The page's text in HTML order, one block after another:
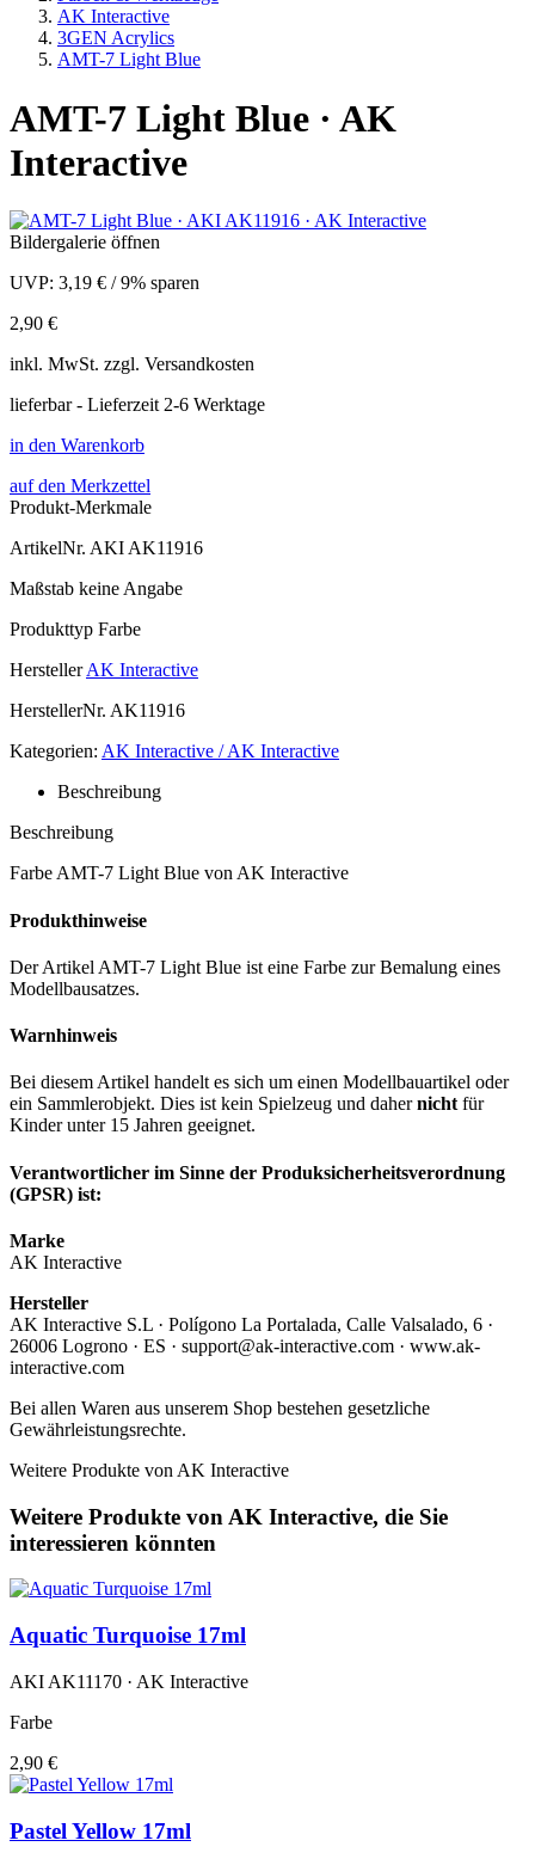
AK Interactive
3GEN Acrylics
AMT-7 Light Blue
AMT-7 Light Blue · AK
Interactive
Bildergalerie öffnen
UVP: 3,19 € /9% sparen
2,90 €
inkl. MwSt. zzgl. Versandkosten
lieferbar - Lieferzeit 2-6 Werktage
in den Warenkorb
auf den Merkzettel
Produkt-Merkmale
ArtikelNr. AKI AK11916
Maßstab keine Angabe
Produkttyp Farbe
Hersteller AK Interactive
HerstellerNr. AK11916
Kategorien: AK Interactive / AK Interactive
Beschreibung
Beschreibung
Farbe AMT-7 Light Blue von AK Interactive
Produkthinweise
Der Artikel AMT-7 Light Blue ist eine Farbe zur Bemalung eines
Modellbausatzes.
Warnhinweis
Bei diesem Artikel handelt es sich um einen Modellbauartikel oder
ein Sammlerobjekt. Dies ist kein Spielzeug und dahernicht für
Kinder unter 15 Jahren geeignet.
Verantwortlicher im Sinne der Produksicherheitsverordnung
(GPSR) ist:
Marke
AK Interactive
Hersteller
AK Interactive S.L · Polígono La Portalada, Calle Valsalado, 6 ·
26006 Logrono · ES · support@ak-interactive.com · www.ak-
interactive.com
Bei allen Waren aus unserem Shop bestehen gesetzliche
Gewährleistungsrechte.
Weitere Produkte von AK Interactive
Weitere Produkte von AK Interactive, die Sie
interessieren könnten
Aquatic Turquoise 17ml
AKI AK11170 · AK Interactive
Farbe
2,90 €
Pastel Yellow 17ml